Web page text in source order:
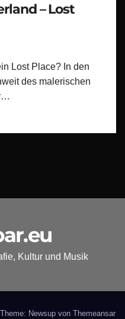
– Lost
Lost Place? In den
des malerischen
Kultur und Musik
Theme: Newsup von Themeansar